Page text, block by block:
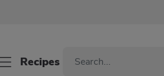
Recipes